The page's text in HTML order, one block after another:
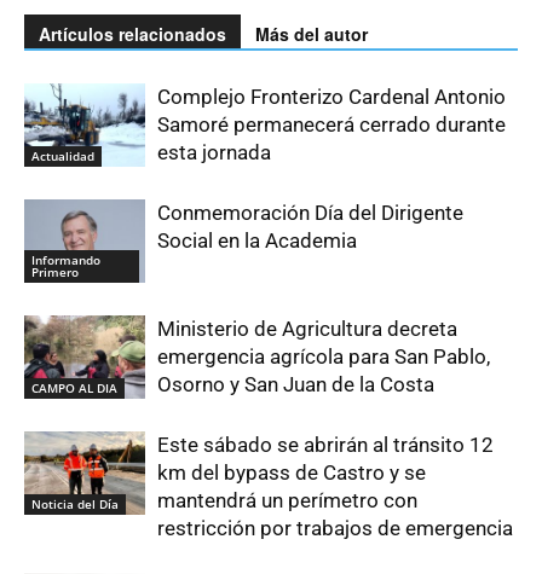
Artículos relacionados Más del autor
Actualidad
Complejo Fronterizo Cardenal Antonio
Samoré permanecerá cerrado durante
esta jornada
Informando
Primero
Conmemoración Día del Dirigente
Social en la Academia
CAMPO AL DIA
Ministerio de Agricultura decreta
emergencia agrícola para San Pablo,
Osorno y San Juan de la Costa
Noticia del Día
Este sábado se abrirán al tránsito 12
km del bypass de Castro y se
mantendrá un perímetro con
restricción por trabajos de emergencia